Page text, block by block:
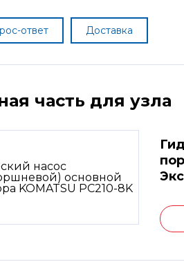
ответ Доставка
часть для узла